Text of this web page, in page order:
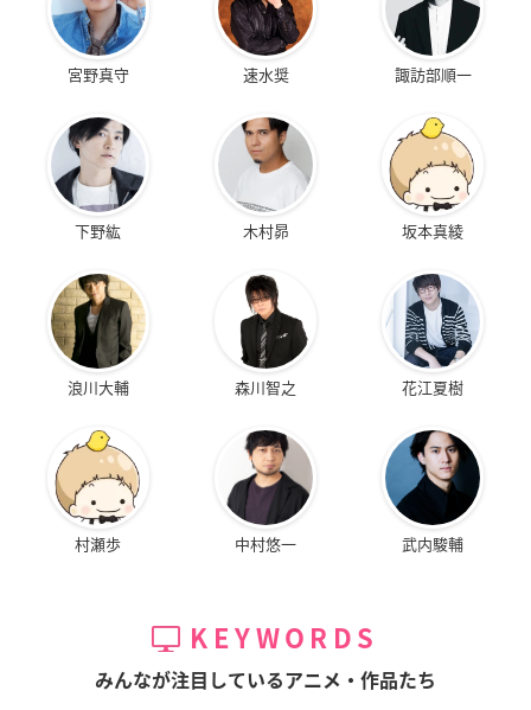
宮野真守 速水奨 諏訪部順一
下野紘 木村昴 坂本真綾
浪川大輔 森川智之 花江夏樹
村瀬歩 中村悠一 武内駿輔
KEYWORDS
みんなが注目しているアニメ・作品たち